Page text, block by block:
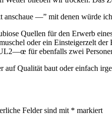
—” mit denen würde
Quellen für den Erwerb
oder ein Einsteigerzelt
für ebenfalls zwei
auf Qualität baut oder einfach
Felder sind mit * markiert